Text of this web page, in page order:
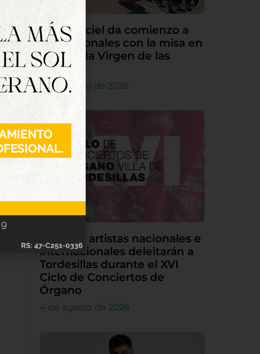
Villamarciel da comienzo a
sus patronales con la misa en
honor a la Virgen de las
Nieves
5 de agosto de 2026
Grandes artistas nacionales e
internacionales deleitarán a
Tordesillas durante el XVI
Ciclo de Conciertos de
Órgano
4 de agosto de 2026